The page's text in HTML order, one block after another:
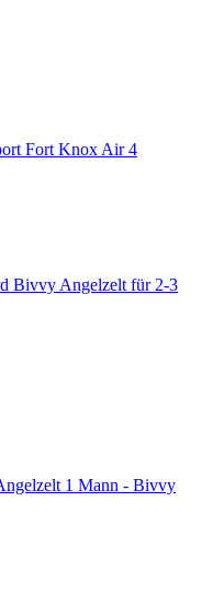
Fort Knox Air 4
Bivvy Angelzelt für 2-3
1 Mann - Bivvy